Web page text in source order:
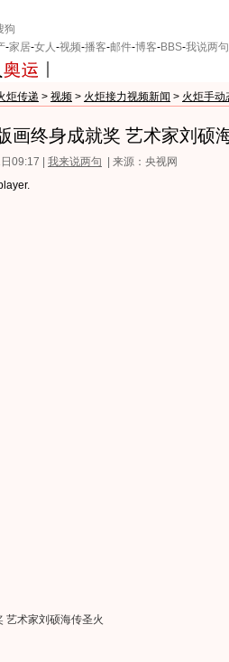
狗
-家居-女人-视频-播客-邮件-博客-BBS-我说两句
炬传递 > 视频 > 火炬接力视频新闻 > 火炬手动
画终身成就奖 艺术家刘硕
09:17 | 我来说两句
| 来源：央视网
术家刘硕海传圣火